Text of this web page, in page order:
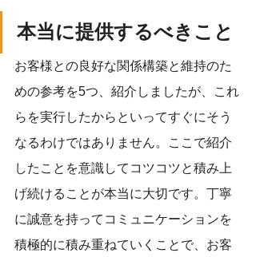
本当に提供するべきこと
お客様との良好な関係構築と維持のた
めの参考を5つ、紹介しましたが、これ
らを実行したからといってすぐにそう
なるわけではありません。ここで紹介
したことを意識してコツコツと積み上
げ続けることが本当に大切です。丁寧
に誠意を持ってコミュニケーションを
積極的に積み重ねていくことで、お客